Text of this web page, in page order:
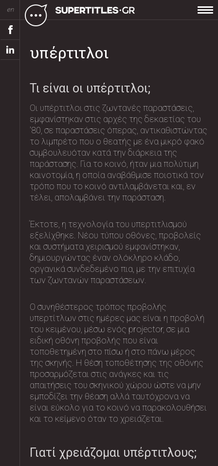
en
υπέρτιτλοι
Τι είναι οι υπέρτιτλοι;
Οι υπέρτιτλοι στις ζωντανές παραστάσεις,
εμφανίστηκαν στις αρχές της δεκαετίας του
'80, σε παραστάσεις όπερας, αντικαθιστώντας
το λιμπρέτο που ο θεατής με ένα μικρό φακό
συμβουλευόταν κατά την διάρκεια της
παράστασης. Για το κοινό, ήταν μια πολύτιμη
καινοτομία, η οποία αναβάθμισε ποιοτικά τον
τρόπο που το κοινό αντιλαμβάνεται και, εν
τέλει, απολαμβάνει την παράσταση.
Έκτοτε, η τεχνολογία του υπερτιτλισμού
εξελίχθηκε. Νέου τύπου οθόνες, προβολείς
και συστήματα χειρισμού εμφανίστηκαν,
δημιουργώντας έναν ολόκληρο κλάδο,
οργανικά συνδεδεμένο πια, με την επιτυχία
των ζωντανών παραστάσεων.
Ο συνηθέστερος τρόπος προβολής
υπερτίτλων στις ημέρες μας είναι η προβολή
του κειμένου, μέσω ενός projector, σε μια
ειδική οθόνη προβολής που είναι
τοποθετημένη στο πίσω ή στο πάνω μέρος
της σκηνής. Η θέση τοποθέτησης της οθόνης
προσαρμόζεται στις ανάγκες και τις
απαιτήσεις του σκηνικού χώρου ώστε να μην
εμποδίζει την θέαση αλλά ταυτόχρονα να
είναι εύκολο για το κοινό να παρακολουθήσει
και το κείμενο όταν το χρειάζεται.
Γιατί χρειάζομαι υπέρτιτλους;